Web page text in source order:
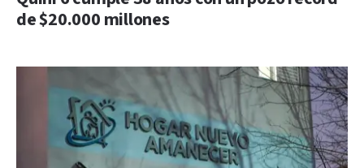
de $20.000 millones